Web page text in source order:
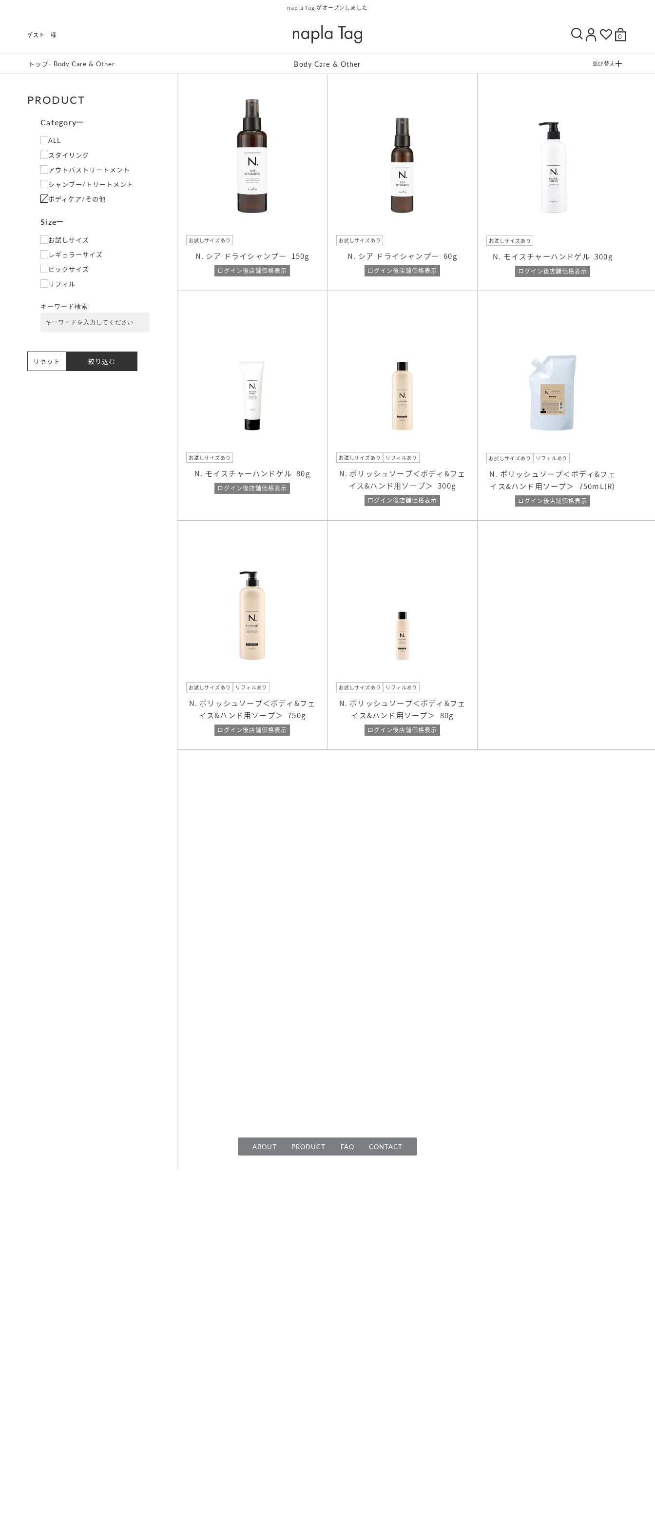
napla Tag がオープンしました
ゲスト 様 0
ABOUT PRODUCT FAQ CONTACT
トップ- Body Care & Other Body Care & Other 並び替え
PRODUCT
Category
ALL
スタイリング
アウトバストリートメント
シャンプー/トリートメント
ボディケア/その他
Size
お試しサイズ
レギュラーサイズ
ビックサイズ
リフィル
キーワード検索
リセット 絞り込む
お試しサイズあり
N. シア ドライシャンプー 150g
ログイン後店舗価格表示
お試しサイズあり
N. シア ドライシャンプー 60g
ログイン後店舗価格表示
お試しサイズあり
N. モイスチャーハンドゲル 300g
ログイン後店舗価格表示
お試しサイズあり
N. モイスチャーハンドゲル 80g
ログイン後店舗価格表示
お試しサイズあり リフィルあり
N. ポリッシュソープ＜ボディ&フェ
イス&ハンド用ソープ＞ 300g
ログイン後店舗価格表示
お試しサイズあり リフィルあり
N. ポリッシュソープ＜ボディ&フェ
イス&ハンド用ソープ＞
750mL(R)
ログイン後店舗価格表示
お試しサイズあり リフィルあり
N. ポリッシュソープ＜ボディ&フェ
イス&ハンド用ソープ＞ 750g
ログイン後店舗価格表示
お試しサイズあり リフィルあり
N. ポリッシュソープ＜ボディ&フェ
イス&ハンド用ソープ＞
80g
ログイン後店舗価格表示